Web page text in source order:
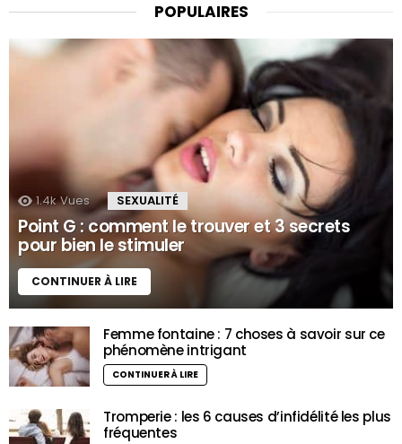
POPULAIRES
1.4k Vues SEXUALITÉ
Point G : comment le trouver et 3 secrets
pour bien le stimuler
CONTINUER À LIRE
Femme fontaine : 7 choses à savoir sur ce
phénomène intrigant
CONTINUER À LIRE
Tromperie : les 6 causes d’infidélité les plus
fréquentes